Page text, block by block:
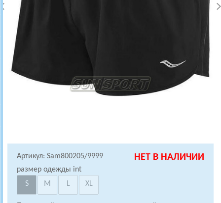
Артикул: Sam800205/9999 НЕТ В НАЛИЧИИ
размер одежды int
S
M L XL